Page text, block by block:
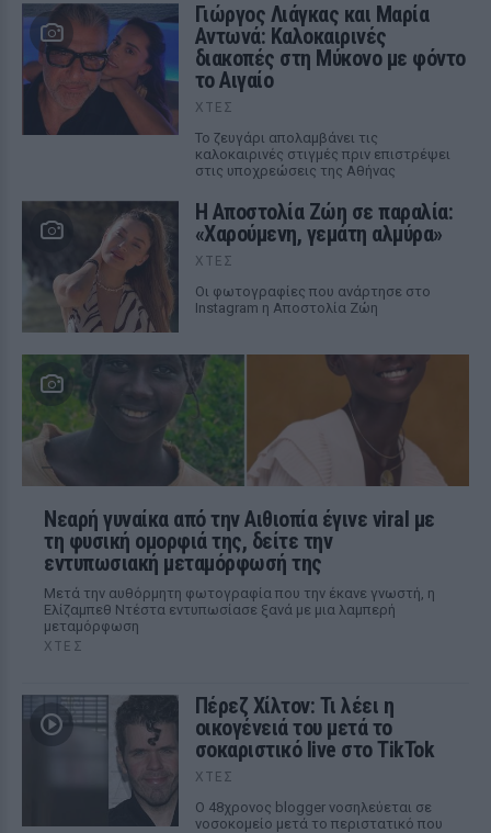
Γιώργος Λιάγκας και Μαρία
Αντωνά: Καλοκαιρινές
διακοπές στη Μύκονο με φόντο
το Αιγαίο
ΧΤΕΣ
Το ζευγάρι απολαμβάνει τις
καλοκαιρινές στιγμές πριν επιστρέψει
στις υποχρεώσεις της Αθήνας
Η Αποστολία Ζώη σε παραλία:
«Χαρούμενη, γεμάτη αλμύρα»
ΧΤΕΣ
Οι φωτογραφίες που ανάρτησε στο
Instagram η Αποστολία Ζώη
Νεαρή γυναίκα από την Αιθιοπία έγινε viral με
τη φυσική ομορφιά της, δείτε την
εντυπωσιακή μεταμόρφωσή της
Μετά την αυθόρμητη φωτογραφία που την έκανε γνωστή, η
Ελίζαμπεθ Ντέστα εντυπωσίασε ξανά με μια λαμπερή
μεταμόρφωση
ΧΤΕΣ
Πέρεζ Χίλτον: Τι λέει η
οικογένειά του μετά το
σοκαριστικό live στο TikTok
ΧΤΕΣ
Ο 48χρονος blogger νοσηλεύεται σε
νοσοκομείο μετά το περιστατικό που